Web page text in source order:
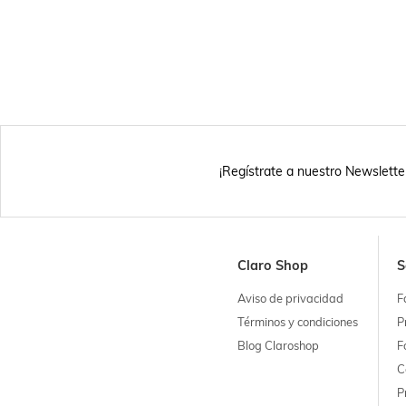
¡Regístrate a nuestro
Claro Shop
Aviso de privacidad
Términos y condiciones
Blog Claroshop